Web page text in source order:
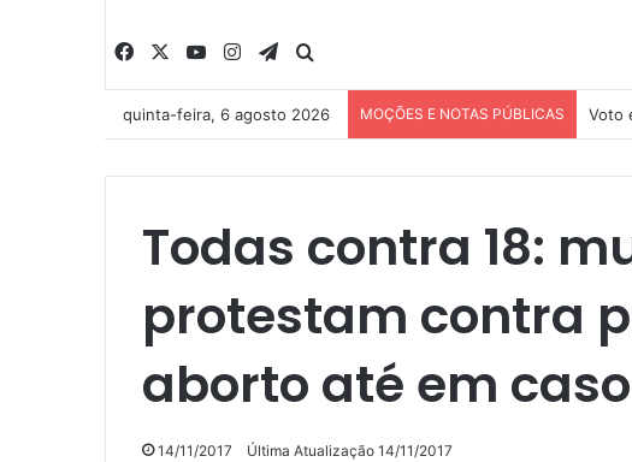
Facebook YouTubeInstagramTelegram
quinta-feira, 6 agosto 2026 MOÇÕES E NOTAS PÚBLICAS Nota
Todas contra 18:
protestam contra
aborto até em
14/11/2017 Última Atualização 14/11/2017